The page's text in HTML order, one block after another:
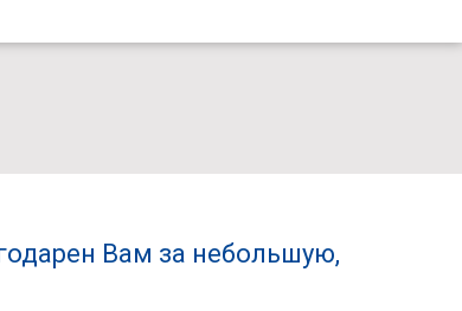
Вам за небольшую,